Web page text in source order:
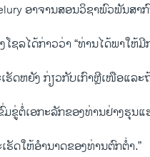
ອາຈານສອນວິຊາພົວພັນສາ
ຊລໄດ້ກ່າວວ່າ “ທ່ານໄດ້ພາໃຫ້
ຮັດຫຍັງ ກ່ຽວກັບເກົາຫຼີເໜືອແລ
ຂູ່ຕໍ່ເອກະລັກຂອງທ່ານຢ່າງຮຸນ
ຮັດໃຫ້ອຳນາດຂອງທ່ານຕົກຕໍ່າ.”